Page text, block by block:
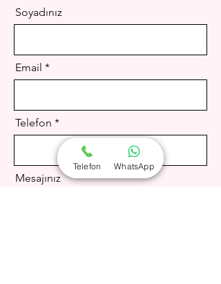
Soyadınız
Email
Telefon
Mesajınız
Telefon WhatsApp